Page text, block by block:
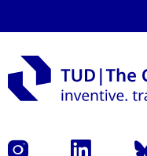
Instagram LinkedIn